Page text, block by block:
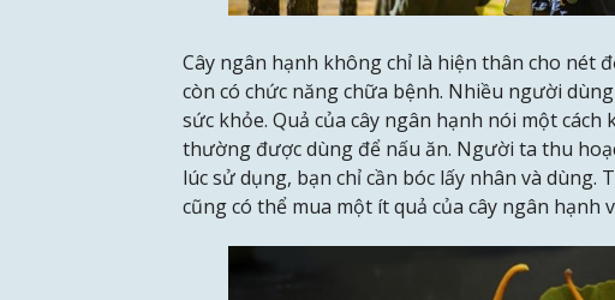
Cây ngân hạnh không chỉ là hiện thân cho nét
còn có chức năng chữa bệnh. Nhiều người
sức khỏe. Quả của cây ngân hạnh nói một
thường được dùng để nấu ăn. Người ta thu
lúc sử dụng, bạn chỉ cần bóc lấy nhân và dùng.
cũng có thể mua một ít quả của cây ngân hạnh